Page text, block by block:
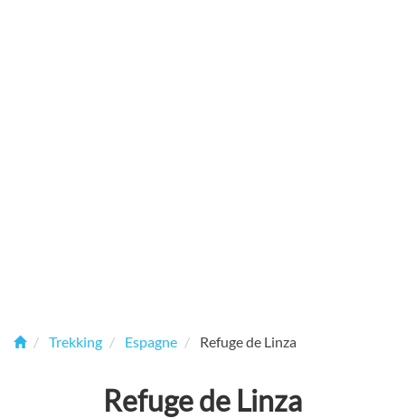
Trekking Espagne Refuge de Linza
Refuge de Linza